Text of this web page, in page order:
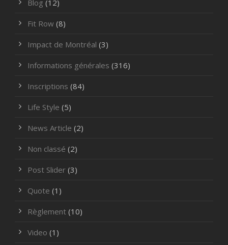
Blog (12)
Fit Row (8)
Impact de Montréal (3)
Informations générales (316)
Inscriptions (84)
Life Style (5)
News Article (2)
Non classé (2)
Post Slider (3)
Quote (1)
Règlement (10)
Video (1)